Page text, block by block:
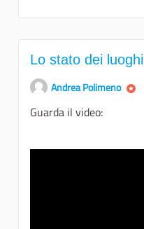
Lo stato dei luoghi
Andrea Polimeno
Guarda il video: